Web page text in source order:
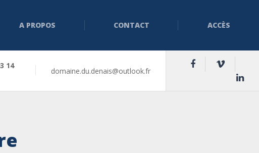
A PROPOS CONTACT ACCÈS
14
domaine.du.denais@outlook.fr